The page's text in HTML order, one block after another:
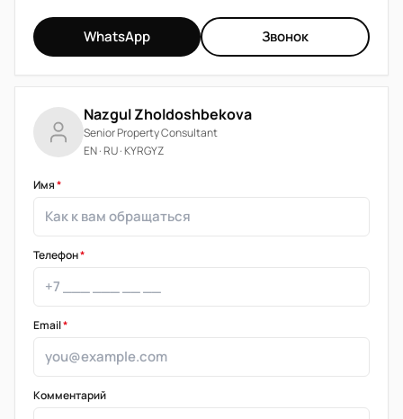
WhatsApp Звонок
Nazgul Zholdoshbekova
Senior Property Consultant
EN · RU · KYRGYZ
Имя*
Телефон*
Email*
Комментарий